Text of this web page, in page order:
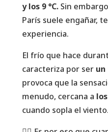
y los 9 °C.Sin
París suele engañar,
experiencia.
El frío que hace
caracteriza por ser
provoca que la
menudo, cercana a
cuando sopla el viento.